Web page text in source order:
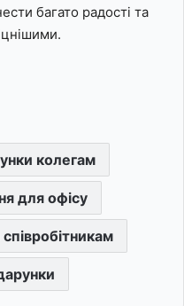
багато радості та
колегам
для офісу